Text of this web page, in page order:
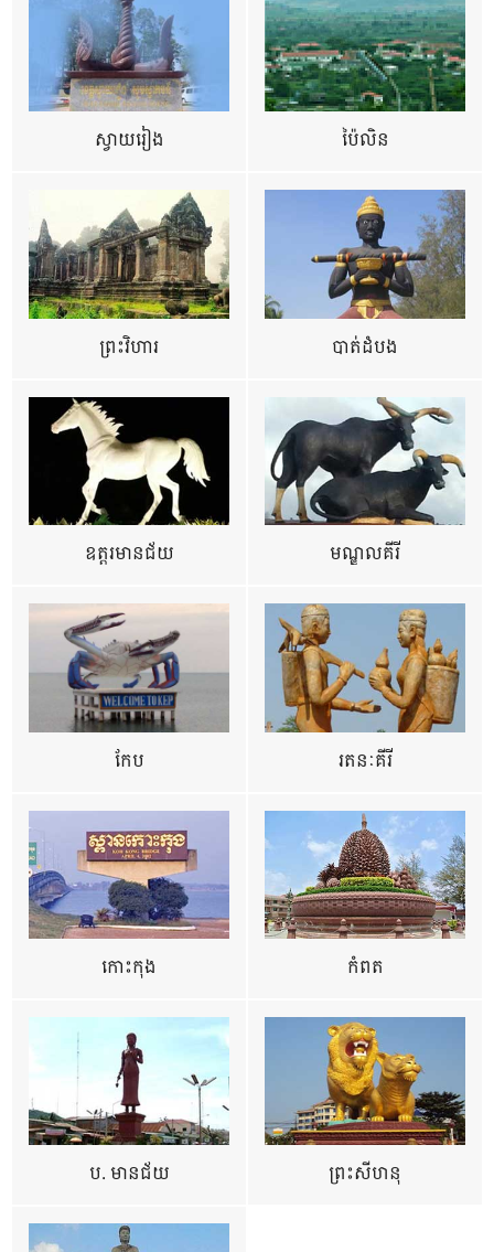
ស្វាយរៀង ប៉ៃលិន
ព្រះវិហារ បាត់ដំបង
ឧត្ដរមានជ័យ មណ្ឌលគីរី
កែប រតនៈគីរី
កោះកុង កំពត
ប. មានជ័យ ព្រះសីហនុ